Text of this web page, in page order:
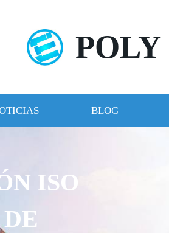
POLY
BLOG
ISO